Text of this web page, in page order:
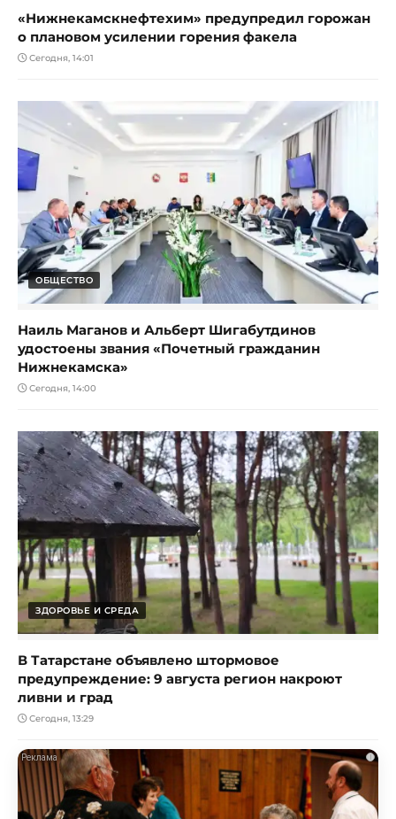
«Нижнекамскнефтехим» предупредил горожан
о плановом усилении горения факела
Сегодня, 14:01
ОБЩЕСТВО
Наиль Маганов и Альберт Шигабутдинов
удостоены звания «Почетный гражданин
Нижнекамска»
Сегодня, 14:00
ЗДОРОВЬЕ И СРЕДА
В Татарстане объявлено штормовое
предупреждение: 9 августа регион накроют
ливни и град
Сегодня, 13:29
i